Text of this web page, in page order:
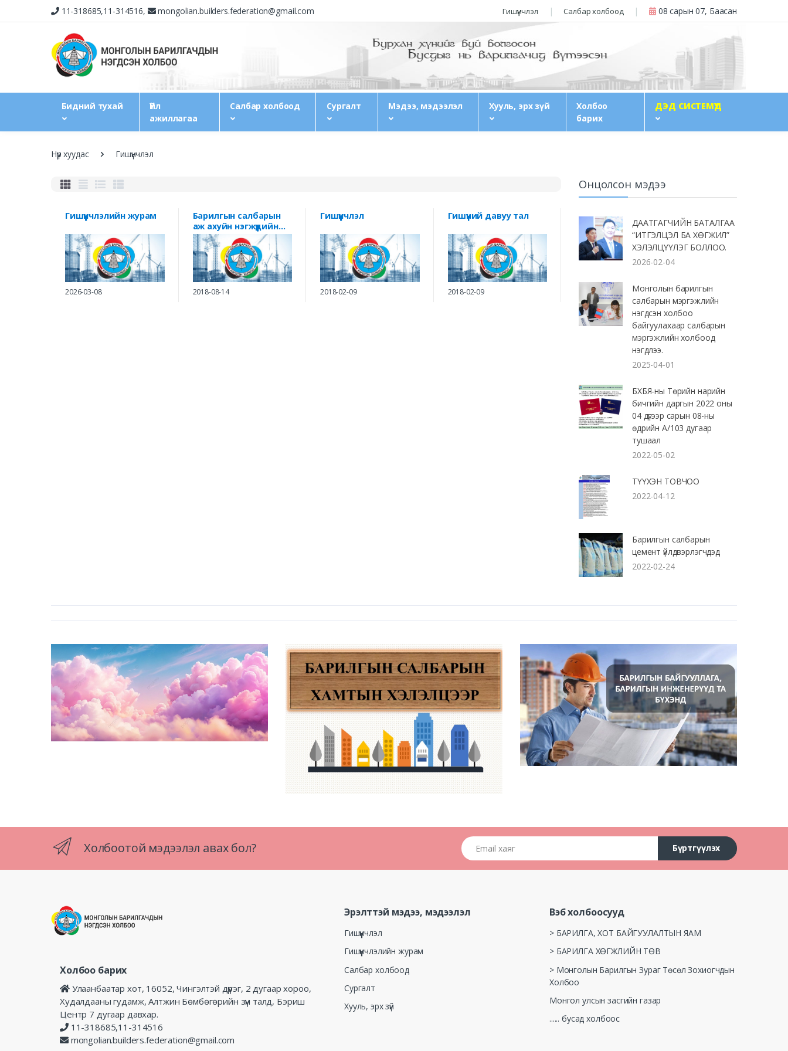
11-318685,11-314516, mongolian.builders.federation@gmail.com Гишүүнчлэл Салбар холбоод 08 сарын 07, Баасан
Бидний тухай
Үйл
ажиллагаа
Салбар холбоод Сургалт Мэдээ, мэдээлэл Хууль, эрх зүй
Холбоо
барих
ДЭД СИСТЕМҮҮД
Нүүр хуудас Гишүүнчлэл
Гишүүнчлэлийн журам
2026-03-08
Барилгын салбарын
аж ахуйн нэгжүүдийн
болон МБНХолбооны
гишүүн
байгууллагуудын
удирдлагуудад
2018-08-14
Гишүүнчлэл
2018-02-09
Гишүүний давуу тал
2018-02-09
Онцолсон мэдээ
ДААТГАГЧИЙН БАТАЛГАА
“ИТГЭЛЦЭЛ БА ХӨГЖИЛ”
ХЭЛЭЛЦҮҮЛЭГ БОЛЛОО.
2026-02-04
Монголын барилгын
салбарын мэргэжлийн
нэгдсэн холбоо
байгуулахаар салбарын
мэргэжлийн холбоод
нэгдлээ.
2025-04-01
БХБЯ-ны Төрийн нарийн
бичгийн даргын 2022 оны
04 дүгээр сарын 08-ны
өдрийн А/103 дугаар
тушаал
2022-05-02
ТҮҮХЭН ТОВЧОО
2022-04-12
Барилгын салбарын
цемент үйлдвэрлэгчдэд
2022-02-24
Холбоотой мэдээлэл авах бол? Email хаяг
Бүртгүүлэх
Холбоо барих
Улаанбаатар хот, 16052, Чингэлтэй дүүрэг, 2 дугаар хороо,
Худалдааны гудамж, Алтжин Бөмбөгөрийн зүүн талд, Бэриш
Центр 7 дугаар давхар.
11-318685,11-314516
mongolian.builders.federation@gmail.com
Эрэлттэй мэдээ, мэдээлэл
Гишүүнчлэл
Гишүүнчлэлийн журам
Салбар холбоод
Сургалт
Хууль, эрх зүй
Вэб холбоосууд
> БАРИЛГА, ХОТ БАЙГУУЛАЛТЫН ЯАМ
> БАРИЛГА ХӨГЖЛИЙН ТӨВ
> Монголын Барилгын Зураг Төсөл Зохиогчдын
Холбоо
Монгол улсын засгийн газар
...... бусад холбоос